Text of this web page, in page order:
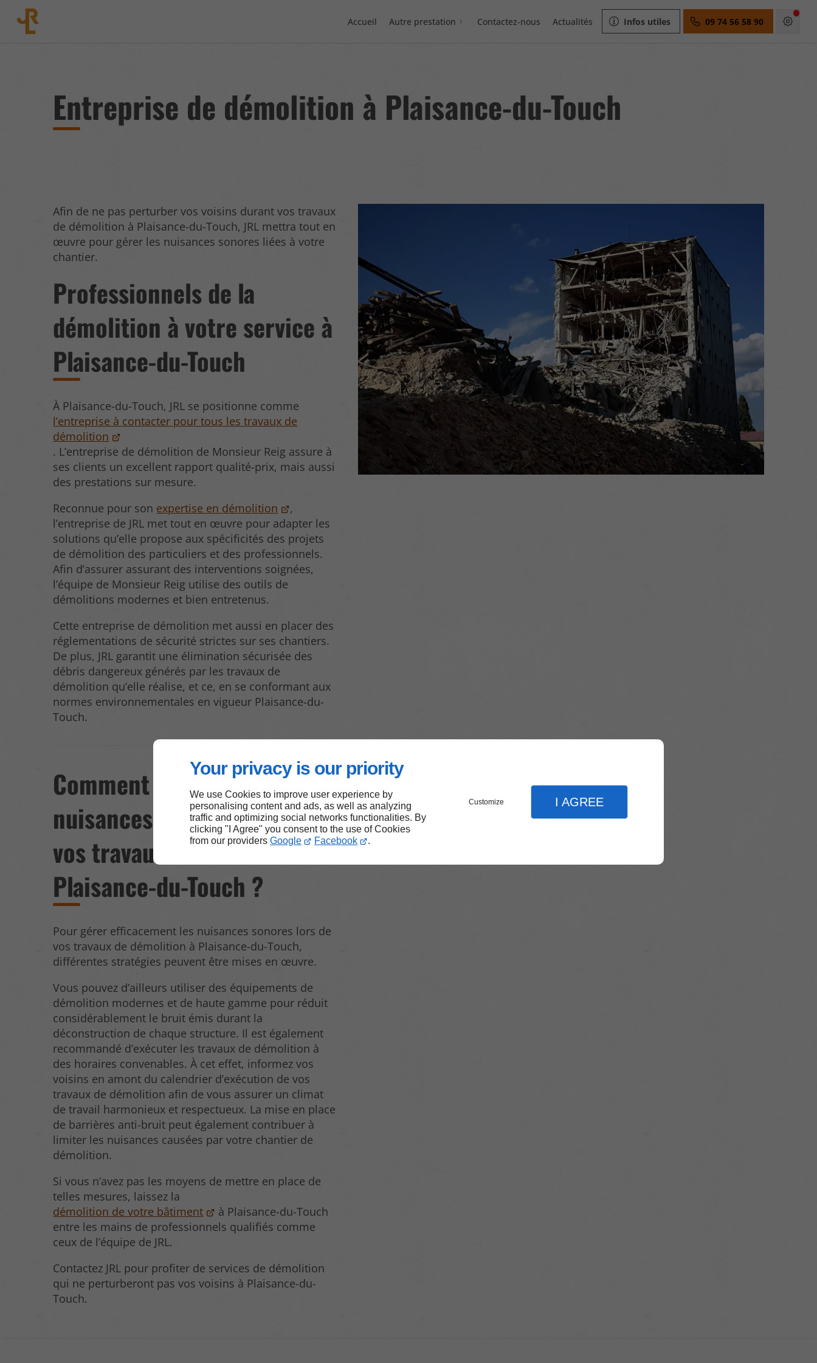
Your privacy is our priority
We use Cookies to improve user experience by
personalising content and ads, as well as analyzing
traffic and optimizing social networks functionalities. By
clicking "I Agree" you consent to the use of Cookies
from our providers Google Facebook .
Customize I AGREE
Accueil Autre prestation Contactez-nous Actualités Infos utiles 09 74 56 58 90
Entreprise de démolition à Plaisance-du-Touch
Afin de ne pas perturber vos voisins durant vos travaux
de démolition à Plaisance-du-Touch, JRL mettra tout en
œuvre pour gérer les nuisances sonores liées à votre
chantier.
Professionnels de la
démolition à votre service à
Plaisance-du-Touch
À Plaisance-du-Touch, JRL se positionne comme
l’entreprise à contacter pour tous les travaux de
démolition
. L’entreprise de démolition de Monsieur Reig assure à
ses clients un excellent rapport qualité-prix, mais aussi
des prestations sur mesure.
Reconnue pour son expertise en démolition
,
l’entreprise de JRL met tout en œuvre pour adapter les
solutions qu’elle propose aux spécificités des projets
de démolition des particuliers et des professionnels.
Afin d’assurer assurant des interventions soignées,
l’équipe de Monsieur Reig utilise des outils de
démolitions modernes et bien entretenus.
Cette entreprise de démolition met aussi en placer des
réglementations de sécurité strictes sur ses chantiers.
De plus, JRL garantit une élimination sécurisée des
débris dangereux générés par les travaux de
démolition qu’elle réalise, et ce, en se conformant aux
normes environnementales en vigueur Plaisance-du-
Touch.
Comment gérer les
nuisances sonores lors de
vos travaux de démolition à
Plaisance-du-Touch ?
Pour gérer efficacement les nuisances sonores lors de
vos travaux de démolition à Plaisance-du-Touch,
différentes stratégies peuvent être mises en œuvre.
Vous pouvez d’ailleurs utiliser des équipements de
démolition modernes et de haute gamme pour réduit
considérablement le bruit émis durant la
déconstruction de chaque structure. Il est également
recommandé d’exécuter les travaux de démolition à
des horaires convenables. À cet effet, informez vos
voisins en amont du calendrier d’exécution de vos
travaux de démolition afin de vous assurer un climat
de travail harmonieux et respectueux. La mise en place
de barrières anti-bruit peut également contribuer à
limiter les nuisances causées par votre chantier de
démolition.
Si vous n’avez pas les moyens de mettre en place de
telles mesures, laissez la
démolition de votre bâtiment
à Plaisance-du-Touch
entre les mains de professionnels qualifiés comme
ceux de l’équipe de JRL.
Contactez JRL pour profiter de services de démolition
qui ne perturberont pas vos voisins à Plaisance-du-
Touch.